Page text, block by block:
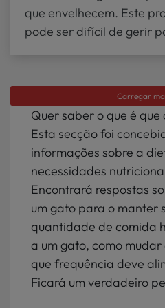
que envelhecem. Este
pode ser difícil de gerir
Carregar
Quer saber o que é que
Esta secção foi
informações sobre a
necessidades
Encontrará respostas
um gato para o manter
quantidade de comida
a um gato, como
que frequência deve
Ficará um verdadeiro